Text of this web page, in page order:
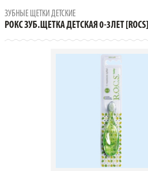
РОКС ЗУБ.ЩЕТКА ДЕТСКАЯ 0-3ЛЕТ [ROCS]
ЗУБНЫЕ ЩЕТКИ ДЕТСКИЕ
РОКС ЗУБ.ЩЕТКА ДЕТСКАЯ 0-3ЛЕТ [ROCS]